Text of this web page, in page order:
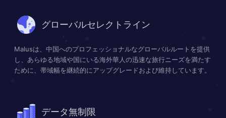
グローバルセレクトライン
Malusは、中国へのプロフェッショナルなグローバルルートを提供
し、あらゆる地域や国にいる海外華人の迅速な旅行ニーズを満たす
ために、帯域幅を継続的にアップグレードおよび維持しています。
データ無制限